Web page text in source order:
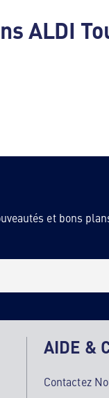
ALDI
et bons
AIDE &
Contactez